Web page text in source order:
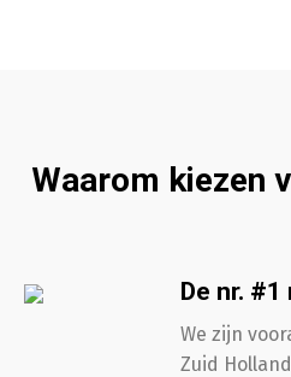
Waarom kiezen
De nr. #1
We zijn
Zuid